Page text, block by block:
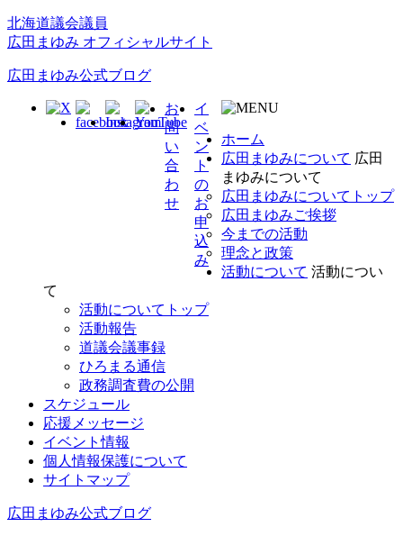
北海道議会議員
広田まゆみ オフィシャルサイト
広田まゆみ公式ブログ
お
問
い
合
わ
せ
イ
ベ
ン
ト
の
お
申
込
み
ホーム
広田まゆみについて 広田
まゆみについて
広田まゆみについてトップ
広田まゆみご挨拶
今までの活動
理念と政策
活動について 活動につい
て
活動についてトップ
活動報告
道議会議事録
ひろまる通信
政務調査費の公開
スケジュール
応援メッセージ
イベント情報
個人情報保護について
サイトマップ
広田まゆみ公式ブログ